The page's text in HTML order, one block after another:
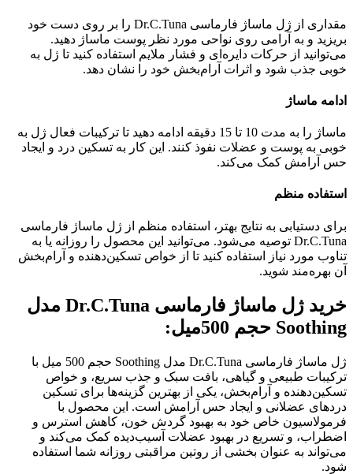
مقداری از ژل ماساژ فارماسی Dr.C.Tuna را بر روی دست خود
بریزید و به آرامی روی نواحی مورد نظر پوست ماساژ دهید.
می‌توانید از حرکات دایره‌ای و فشار ملایم استفاده کنید تا ژل به
خوبی جذب شود و اثرات آرام‌بخش خود را نشان دهد.
ادامه ماساژ
ماساژ را به مدت 10 تا 15 دقیقه ادامه دهید تا ترکیبات فعال ژل به
خوبی به پوست و عضلات نفوذ کنند. این کار به تسکین درد و ایجاد
حس آرامش کمک می‌کند.
استفاده منظم
برای دستیابی به نتایج بهتر، استفاده منظم از ژل ماساژ فارماسی
Dr.C.Tuna توصیه می‌شود. می‌توانید این محصول را روزانه یا به
تناوب مورد نیاز استفاده کنید تا از خواص تسکین‌دهنده و آرام‌بخش
آن بهره‌مند شوید.
خرید ژل ماساژ فارماسی Dr.C.Tuna مدل
Soothing حجم 500میل:
ژل ماساژ فارماسی Dr.C.Tuna مدل Soothing حجم 500 میل با
ترکیبات طبیعی و گیاهی، بافت سبک و جذب سریع، و خواص
تسکین‌دهنده و آرام‌بخش، یکی از بهترین گزینه‌ها برای تسکین
دردهای عضلانی و ایجاد حس آرامش است. این محصول با
فرمولاسیون خاص خود به بهبود گردش خون، کاهش استرس و
اضطراب، و تسریع در بهبود عضلات آسیب‌دیده کمک می‌کند و
می‌تواند به عنوان بخشی از روتین مراقبتی روزانه شما استفاده
شود.